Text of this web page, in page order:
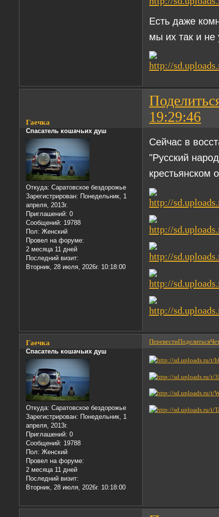
Есть даже
мы их так и не
19:29:46
Гаечка
Спасатель кошачьих душ
Откуда: Саратовское бездорожье
Зарегистрирован: Понедельник, 1
апреля, 2013г.
Приглашений: 0
Сообщений: 19788
Пол: Женский
Провел на форуме:
2 месяца 11 дней
Последний визит:
Вторник, 28 июля, 2026г. 10:18:00
Сейчас в
"Русский
крестьянском
ПеревестиПоделиться
Гаечка
Спасатель кошачьих душ
Откуда: Саратовское бездорожье
Зарегистрирован: Понедельник, 1
апреля, 2013г.
Приглашений: 0
Сообщений: 19788
Пол: Женский
Провел на форуме:
2 месяца 11 дней
Последний визит:
Вторник, 28 июля, 2026г. 10:18:00